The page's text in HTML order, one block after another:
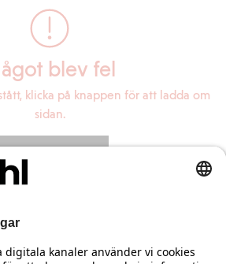
blev fel
klicka på knappen för att ladda om
sidan.